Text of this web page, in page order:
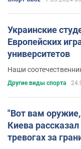
Украинские
Европейских
университетов
Наши
Другие виды спорта
"Вот вам
Киева
тревогах за